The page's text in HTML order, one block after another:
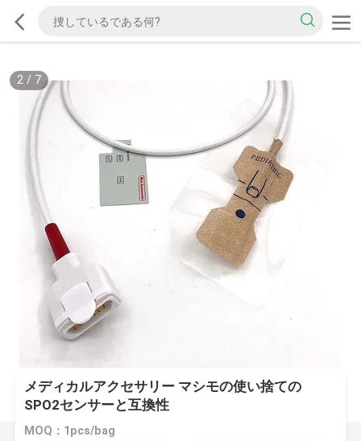
2/ 7
メディカルアクセサリー マシモの使い捨ての
SPO2センサーと互換性
MOQ：1pcs/bag